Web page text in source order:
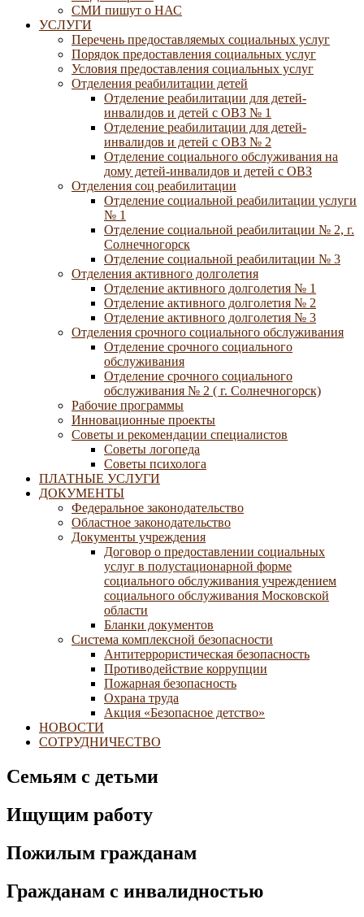
СМИ пишут о НАС
УСЛУГИ
Перечень предоставляемых социальных услуг
Порядок предоставления социальных услуг
Условия предоставления социальных услуг
Отделения реабилитации детей
Отделение реабилитации для детей-
инвалидов и детей с ОВЗ № 1
Отделение реабилитации для детей-
инвалидов и детей с ОВЗ № 2
Отделение социального обслуживания на
дому детей-инвалидов и детей с ОВЗ
Отделения соц реабилитации
Отделение социальной реабилитации услуги
№ 1
Отделение социальной реабилитации № 2, г.
Солнечногорск
Отделение социальной реабилитации № 3
Отделения активного долголетия
Отделение активного долголетия № 1
Отделение активного долголетия № 2
Отделение активного долголетия № 3
Отделения срочного социального обслуживания
Отделение срочного социального
обслуживания
Отделение срочного социального
обслуживания № 2 ( г. Солнечногорск)
Рабочие программы
Инновационные проекты
Советы и рекомендации специалистов
Советы логопеда
Советы психолога
ПЛАТНЫЕ УСЛУГИ
ДОКУМЕНТЫ
Федеральное законодательство
Областное законодательство
Документы учреждения
Договор о предоставлении социальных
услуг в полустационарной форме
социального обслуживания учреждением
социального обслуживания Московской
области
Бланки документов
Система комплексной безопасности
Антитеррористическая безопасность
Противодействие коррупции
Пожарная безопасность
Охрана труда
Акция «Безопасное детство»
НОВОСТИ
СОТРУДНИЧЕСТВО
Семьям с детьми
Ищущим работу
Пожилым гражданам
Гражданам с инвалидностью